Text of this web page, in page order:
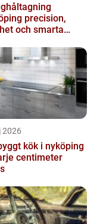
och smarta
2026
kök i nyköping
centimeter